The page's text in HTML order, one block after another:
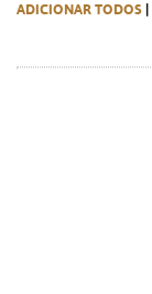
ADICIONAR TODOS